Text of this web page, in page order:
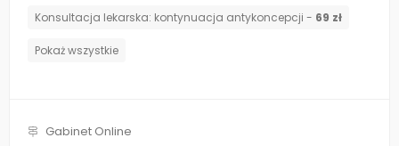
⁠Konsultacja lekarska: kontynuacja antykoncepcji - 69 zł
Pokaż wszystkie
Gabinet Online